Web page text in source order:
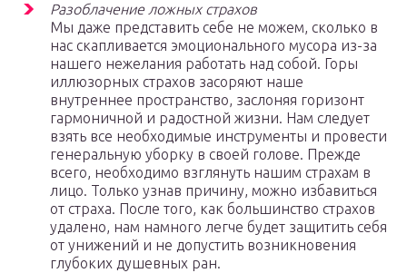
Разоблачение ложных страхов
Мы даже представить себе не можем, сколько в
нас скапливается эмоционального мусора из-за
нашего нежелания работать над собой. Горы
иллюзорных страхов засоряют наше
внутреннее пространство, заслоняя горизонт
гармоничной и радостной жизни. Нам следует
взять все необходимые инструменты и провести
генеральную уборку в своей голове. Прежде
всего, необходимо взглянуть нашим страхам в
лицо. Только узнав причину, можно избавиться
от страха. После того, как большинство страхов
удалено, нам намного легче будет защитить себя
от унижений и не допустить возникновения
глубоких душевных ран.